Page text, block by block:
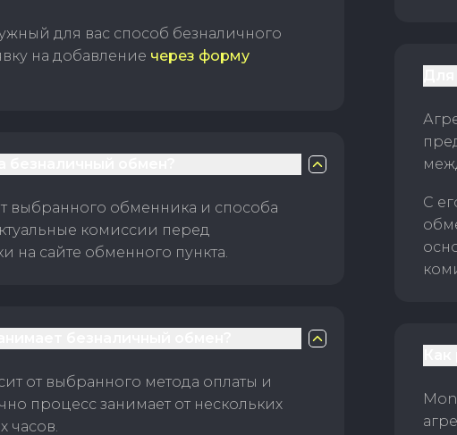
для вас способ безналичного
на добавление через форму
выбранного обменника и способа
комиссии перед
на сайте обменного пункта.
от выбранного метода оплаты и
процесс занимает от нескольких
часов.
С